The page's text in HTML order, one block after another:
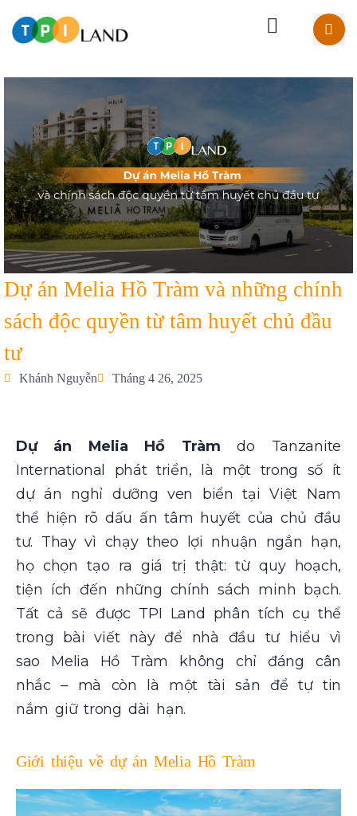
Dự án Melia Hồ Tràm và những chính
sách độc quyền từ tâm huyết chủ đầu
tư
Khánh Nguyễn Tháng 4 26, 2025
Dự án Melia Hồ Tràm do Tanzanite
International phát triển, là một trong số ít
dự án nghỉ dưỡng ven biển tại Việt Nam
thể hiện rõ dấu ấn tâm huyết của chủ đầu
tư. Thay vì chạy theo lợi nhuận ngắn hạn,
họ chọn tạo ra giá trị thật: từ quy hoạch,
tiện ích đến những chính sách minh bạch.
Tất cả sẽ được TPI Land phân tích cụ thể
trong bài viết này để nhà đầu tư hiểu vì
sao Melia Hồ Tràm không chỉ đáng cân
nhắc – mà còn là một tài sản để tự tin
nắm giữ trong dài hạn.
Giới thiệu về dự án Melia Hồ Tràm